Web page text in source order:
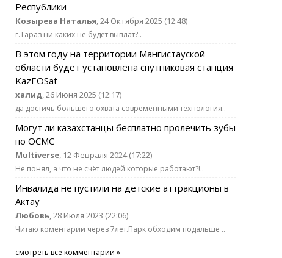
Республики
Козырева Наталья, 24 Октября 2025 (12:48)
г.Тараз ни каких не будет выплат?..
В этом году на территории Мангистауской
области будет установлена спутниковая станция
KazEOSat
халид, 26 Июня 2025 (12:17)
да достичь большего охвата современными технология..
Могут ли казахстанцы бесплатно пролечить зубы
по ОСМС
Multiverse, 12 Февраля 2024 (17:22)
Не понял, а что не счёт людей которые работают?!..
Инвалида не пустили на детские аттракционы в
Актау
Любовь, 28 Июля 2023 (22:06)
Читаю коментарии через 7лет.Парк обходим подальше ..
смотреть все комментарии »